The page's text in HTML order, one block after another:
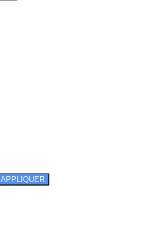
APPLIQUER